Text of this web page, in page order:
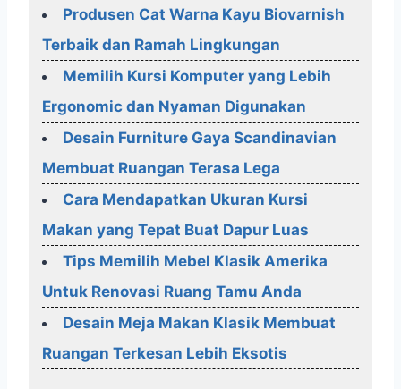
Produsen Cat Warna Kayu Biovarnish
Terbaik dan Ramah Lingkungan
Memilih Kursi Komputer yang Lebih
Ergonomic dan Nyaman Digunakan
Desain Furniture Gaya Scandinavian
Membuat Ruangan Terasa Lega
Cara Mendapatkan Ukuran Kursi
Makan yang Tepat Buat Dapur Luas
Tips Memilih Mebel Klasik Amerika
Untuk Renovasi Ruang Tamu Anda
Desain Meja Makan Klasik Membuat
Ruangan Terkesan Lebih Eksotis